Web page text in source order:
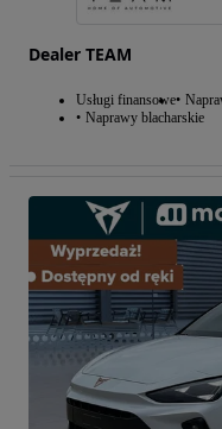
Dealer TEAM
Usługi finansowe
Naprawy blacharskie